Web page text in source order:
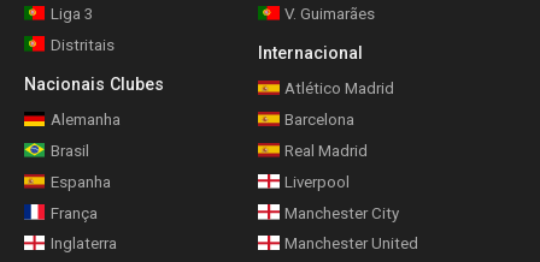
Liga 3
Distritais
Nacionais Clubes
Alemanha
Brasil
Espanha
França
Inglaterra
V. Guimarães
Internacional
Atlético Madrid
Barcelona
Real Madrid
Liverpool
Manchester City
Manchester United